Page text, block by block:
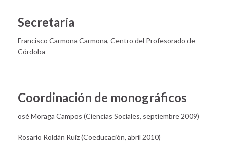
Secretaría
Francisco Carmona Carmona, Centro del Profesorado de
Córdoba
Coordinación de monográficos
osé Moraga Campos (Ciencias Sociales, septiembre 2009)
Rosario Roldán Ruiz (Coeducación, abril 2010)